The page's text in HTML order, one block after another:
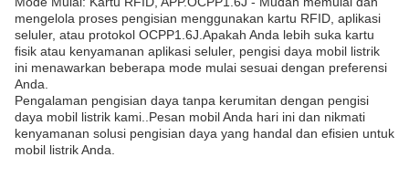
mengelola proses pengisian menggunakan kartu RFID, aplikasi
seluler, atau protokol OCPP1.6J.Apakah Anda lebih suka kartu
fisik atau kenyamanan aplikasi seluler, pengisi daya mobil listrik
ini menawarkan beberapa mode mulai sesuai dengan preferensi
Anda.
Pengalaman pengisian daya tanpa kerumitan dengan pengisi
daya mobil listrik kami..Pesan mobil Anda hari ini dan nikmati
kenyamanan solusi pengisian daya yang handal dan efisien untuk
mobil listrik Anda.